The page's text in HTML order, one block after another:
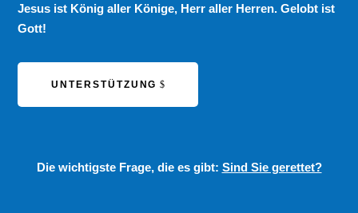
Jesus ist König aller Könige, Herr aller Herren. Gelobt ist
Gott!
UNTERSTÜTZUNG
Die wichtigste Frage, die es gibt: Sind Sie gerettet?